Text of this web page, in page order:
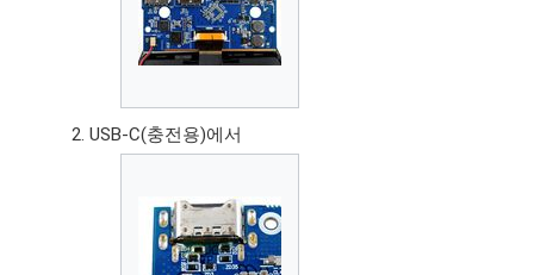
USB-C(충전용)에서